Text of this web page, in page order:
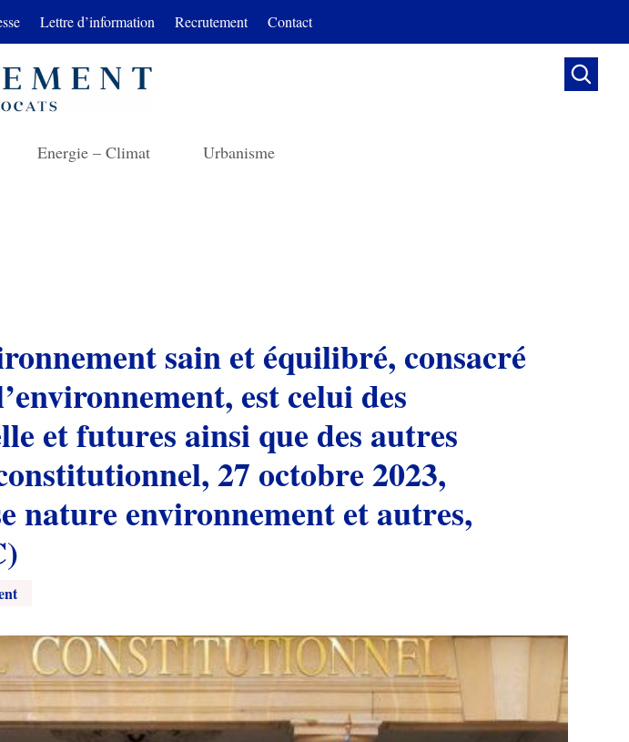
Lettre d’information Recrutement Contact

Energie – Climat Urbanisme
sain et équilibré, consacré
est celui des
et futures ainsi que des autres
nature environnement et autres,